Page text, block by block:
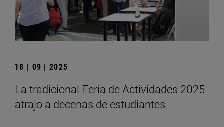
18 | 09 | 2025
La tradicional Feria de Actividades 2025
atrajo a decenas de estudiantes